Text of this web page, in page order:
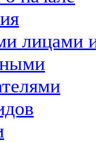
лицами